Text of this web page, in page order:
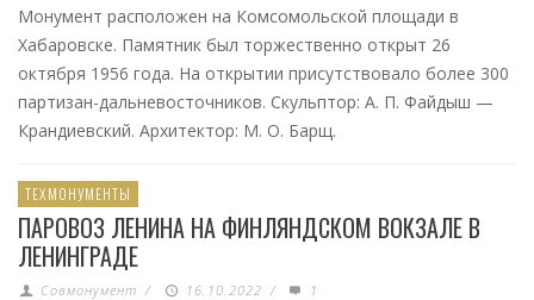
Монумент расположен на Комсомольской площади в
Хабаровске. Памятник был торжественно открыт 26
октября 1956 года. На открытии присутствовало более 300
партизан-дальневосточников. Скульптор: А. П. Файдыш —
Крандиевский. Архитектор: М. О. Барщ.
ТЕХМОНУМЕНТЫ
ПАРОВОЗ ЛЕНИНА НА ФИНЛЯНДСКОМ ВОКЗАЛЕ В
ЛЕНИНГРАДЕ
Совмонумент / 16.10.2022 / 1